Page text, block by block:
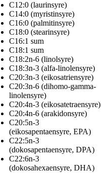
C12:0 (laurinsyre)
C14:0 (myristinsyre)
C16:0 (palmitinsyre)
C18:0 (stearinsyre)
C16:1 sum
C18:1 sum
C18:2n-6 (linolsyre)
C18:3n-3 (alfa-linolensyre)
C20:3n-3 (eikosatriensyre)
C20:3n-6 (dihomo-gamma-
linolensyre)
C20:4n-3 (eikosatetraensyre)
C20:4n-6 (arakidonsyre)
C20:5n-3
(eikosapentaensyre, EPA)
C22:5n-3
(dokosapentaensyre, DPA)
C22:6n-3
(dokosahexaensyre, DHA)